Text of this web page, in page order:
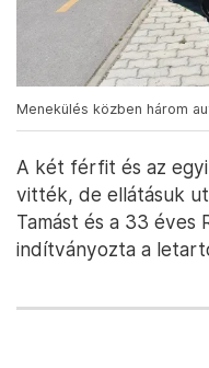
Menekülés közben három
A két férfit és az
vitték, de ellátásuk
Tamást és a 33 éves
indítványozta a